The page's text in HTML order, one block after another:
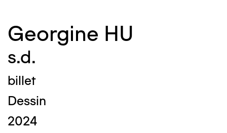
Georgine HU
s.d.
billet
Dessin
2024